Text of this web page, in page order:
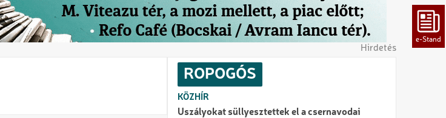
Hirdetés
ROPOGÓS
KÖZHÍR
Uszályokat süllyesztettek el a csernavodai